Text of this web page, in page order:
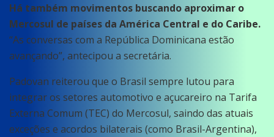
Há também movimentos buscando aproximar o
Mercosul de países da América Central e do Caribe.
“As conversas com a República Dominicana estão
avançando”, antecipou a secretária.
Padovan reiterou que o Brasil sempre lutou para
integrar os setores automotivo e açucareiro na Tarifa
Externa Comum (TEC) do Mercosul, saindo das atuais
exceções e acordos bilaterais (como Brasil-Argentina),